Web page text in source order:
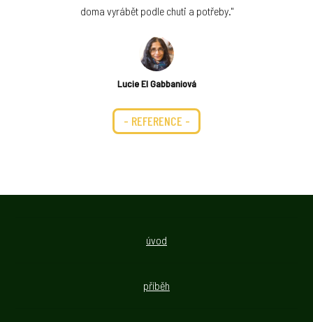
doma vyrábět podle chuti a potřeby."
Lucie El Gabbaniová
- REFERENCE -
úvod
příběh